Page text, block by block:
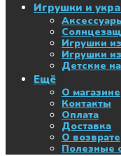
Игрушки и
Игрушки
Игрушки
Детские
Ещё
О магазине
Контакты
Оплата
Доставка
О возврате
Полезные